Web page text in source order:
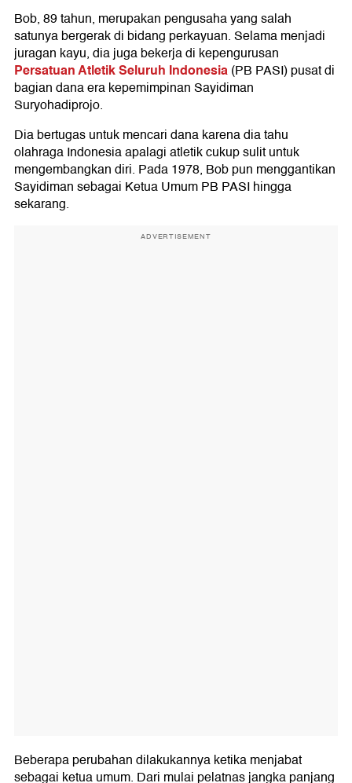
Bob, 89 tahun, merupakan pengusaha yang salah
satunya bergerak di bidang perkayuan. Selama menjadi
juragan kayu, dia juga bekerja di kepengurusan
Persatuan Atletik Seluruh Indonesia(PB PASI) pusat di
bagian dana era kepemimpinan Sayidiman
Suryohadiprojo.
Dia bertugas untuk mencari dana karena dia tahu
olahraga Indonesia apalagi atletik cukup sulit untuk
mengembangkan diri. Pada 1978, Bob pun menggantikan
Sayidiman sebagai Ketua Umum PB PASI hingga
sekarang.
ADVERTISEMENT
Beberapa perubahan dilakukannya ketika menjabat
sebagai ketua umum. Dari mulai pelatnas jangka panjang